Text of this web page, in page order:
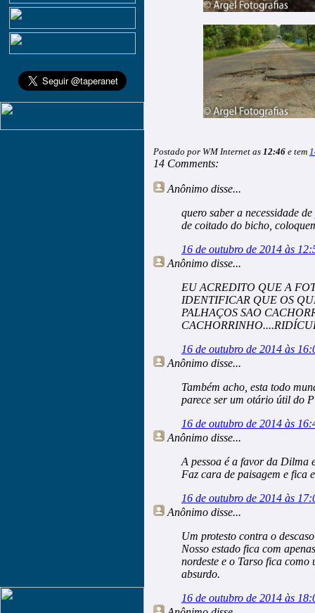
Postado por WM Internet as 12:46 e tem
14 Comments:
Anônimo disse...
quero saber a necessidade
de coitado do bicho,
16 de outubro de 2014 às
Anônimo disse...
EU ACREDITO QUE A
IDENTIFICAR QUE OS
PALHAÇOS SAO
16 de outubro de 2014 às
Anônimo disse...
Também acho, esta todo
parece ser um otário útil do
16 de outubro de 2014 às
Anônimo disse...
A pessoa é a favor da Dilma
Faz cara de paisagem e fica
16 de outubro de 2014 às
Anônimo disse...
Um protesto contra o
Nosso estado fica com
nordeste e o Tarso fica
absurdo.
16 de outubro de 2014 às